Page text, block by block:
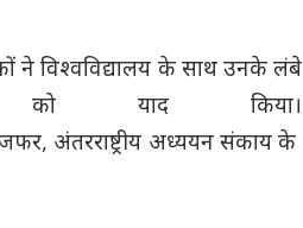
ने विश्वविद्यालय के साथ उनके लंबे
याद किया।
अंतरराष्ट्रीय अध्ययन संकाय के